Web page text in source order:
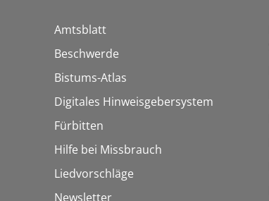
Amtsblatt
Beschwerde
Bistums-Atlas
Digitales Hinweisgebersystem
Fürbitten
Hilfe bei Missbrauch
Liedvorschläge
Newsletter